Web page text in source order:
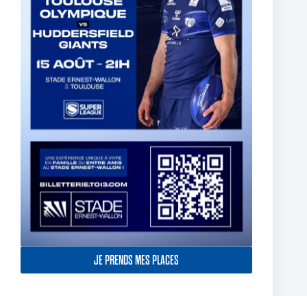
JE PRENDS MES PLACES
The End of Reubenn Rennie’s Olympian Journey
6 août 2026